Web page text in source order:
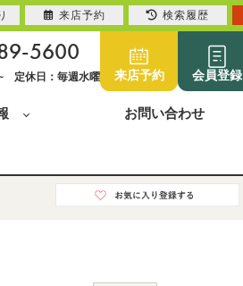
5600
定休日：毎週水曜 来店予約 会員登録
お問い合わせ
来店予約 検索履歴